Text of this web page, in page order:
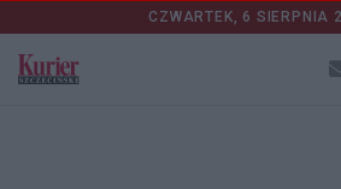
CZWARTEK, 6 SIERPNIA